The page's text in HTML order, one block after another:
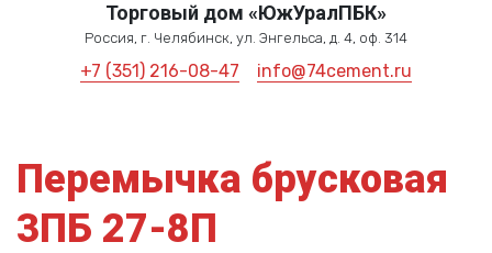
Торговый дом «ЮжУралПБК»
Россия, г. Челябинск, ул. Энгельса, д. 4, оф. 314
+7 (351) 216-08-47 info@74cement.ru
Перемычка брусковая
3ПБ 27-8П